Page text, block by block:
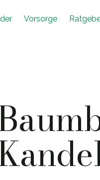
Vorsorge